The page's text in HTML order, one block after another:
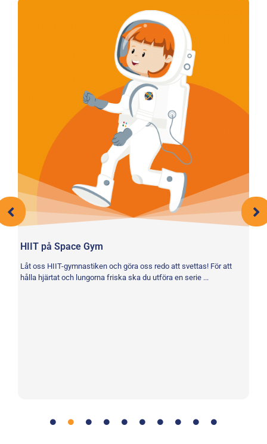
HIIT på Space Gym
Låt oss HIIT-gymnastiken och göra oss redo att svettas! För att
hålla hjärtat och lungorna friska ska du utföra en serie ...